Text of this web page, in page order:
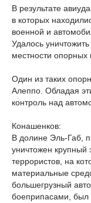
В результате
в которых
военной и
Удалось
местности опорных
Один из таких
Алеппо. Обладая
контроль над
Конашенков:
В долине Эль-Габ,
уничтожен крупный
террористов, на
материальные
большегрузный
боеприпасами, был